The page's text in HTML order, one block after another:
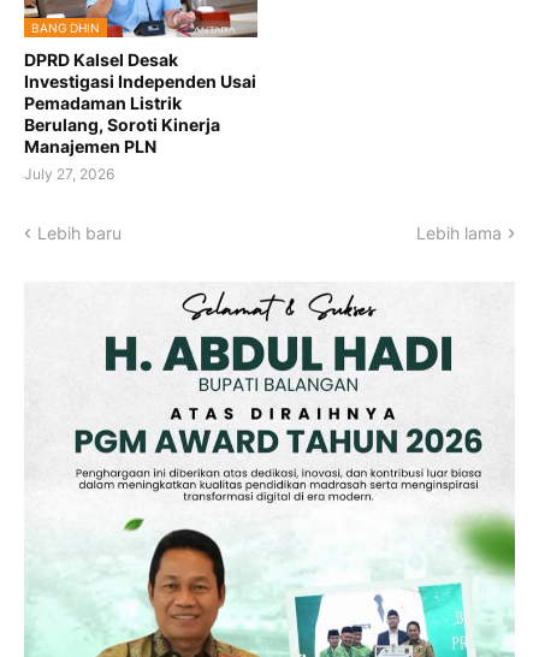
BANG DHIN
DPRD Kalsel Desak
Investigasi Independen Usai
Pemadaman Listrik
Berulang, Soroti Kinerja
Manajemen PLN
July 27, 2026
Lebih baru Lebih lama